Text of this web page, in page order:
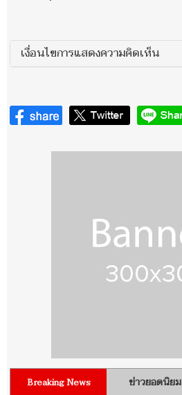
เงื่อนไขการแสดงความคิดเห็น
Breaking News ข่าวยอดนิยม